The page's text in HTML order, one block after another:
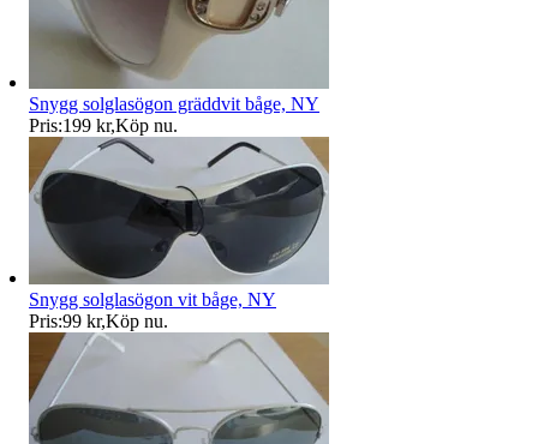
Snygg solglasögon gräddvit båge, NY
Pris:199 kr,Köp nu.
Snygg solglasögon vit båge, NY
Pris:99 kr,Köp nu.